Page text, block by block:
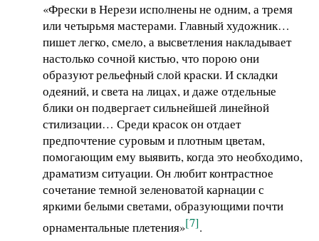
«Фрески в Нерези исполнены не одним, а тремя
или четырьмя мастерами. Главный художник…
пишет легко, смело, а высветления накладывает
настолько сочной кистью, что порою они
образуют рельефный слой краски. И складки
одеяний, и света на лицах, и даже отдельные
блики он подвергает сильнейшей линейной
стилизации… Среди красок он отдает
предпочтение суровым и плотным цветам,
помогающим ему выявить, когда это необходимо,
драматизм ситуации. Он любит контрастное
сочетание темной зеленоватой карнации с
яркими белыми светами, образующими почти
орнаментальные плетения»[7].